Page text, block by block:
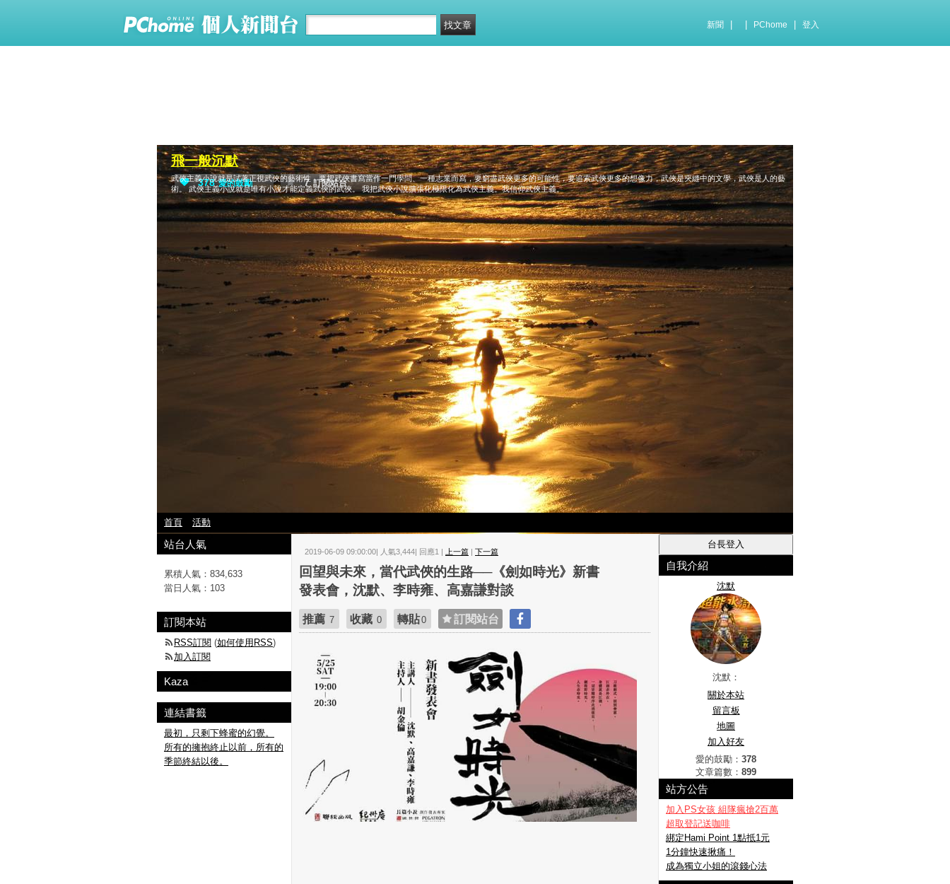
新聞 PChome 登入
飛一般沉默
武俠主義小說就是試著正視武俠的藝術性，要把武俠書寫當作一門學問、一種志業而寫，要窮盡武俠更多的可能性，要追索武俠更多的想像力，武俠是夾縫中的文學，武俠是人的藝
術。 武俠主義小說就是唯有小說才能定義武俠的武俠。 我把武俠小說擴張化極限化為武俠主義。我信仰武俠主義。
378 愛的鼓勵 7 訂閱站台
首頁 活動
2019-06-09 09:00:00| 人氣3,444| 回應1 | 上一篇 | 下一篇
回望與未來，當代武俠的生路──《劍如時光》新書
發表會，沈默、李時雍、高嘉謙對談
推薦 7 收藏 0 轉貼0 訂閱站台
自我介紹
沈默
沈默：
關於本站
留言板
地圖
加入好友
愛的鼓勵： 378
文章篇數： 899
站方公告
加入PS女孩 組隊瘋搶2百萬
超取登記送咖啡
綁定Hami Point 1點抵1元
1分鐘快速揪痛！
成為獨立小姐的滾錢心法
站台人氣
累積人氣： 834,633
當日人氣： 103
訂閱本站
RSS訂閱 (如何使用RSS)
加入訂閱
Kaza
連結書籤
最初，只剩下蜂蜜的幻覺。
所有的擁抱終止以前，所有的
季節終結以後。